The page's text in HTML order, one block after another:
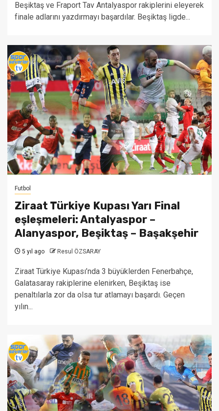
Beşiktaş ve Fraport Tav Antalyaspor rakiplerini eleyerek
finale adlarını yazdırmayı başardılar. Beşiktaş ligde...
Futbol
Ziraat Türkiye Kupası Yarı Final
eşleşmeleri: Antalyaspor –
Alanyaspor, Beşiktaş – Başakşehir
5 yıl ago Resul ÖZSARAY
Ziraat Türkiye Kupası’nda 3 büyüklerden Fenerbahçe,
Galatasaray rakiplerine elenirken, Beşiktaş ise
penaltılarla zor da olsa tur atlamayı başardı. Geçen
yılın...